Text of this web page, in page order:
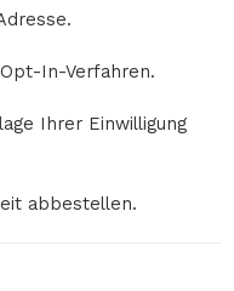
In-Verfahren.
Ihrer Einwilligung
abbestellen.